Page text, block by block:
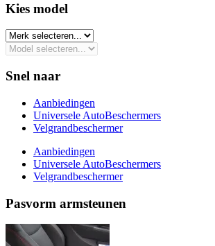
Kies model​
Snel naar
Aanbiedingen
Universele AutoBeschermers
Velgrandbeschermer
Aanbiedingen
Universele AutoBeschermers
Velgrandbeschermer
Pasvorm armsteunen